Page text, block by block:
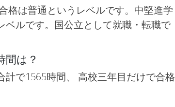
格は普通というレベルです。中堅進学
ルです。国公立として就職・転職で
間は？
で1565時間、 高校三年目だけで合格